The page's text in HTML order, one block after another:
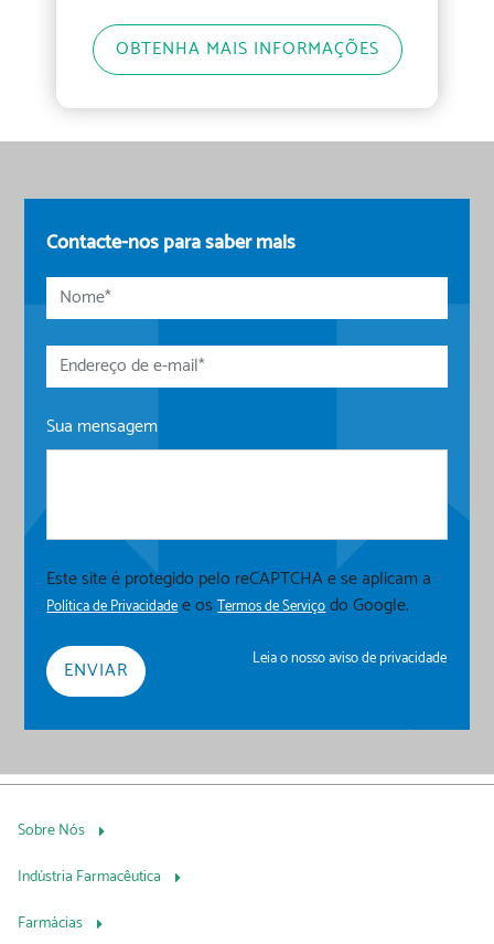
OBTENHA MAIS INFORMAÇÕES
Contacte-nos para saber mais
Nome
Endereço
de
mail
Sua mensagem
Este site é protegido pelo reCAPTCHA e se aplicam a
Política de Privacidadee osTermos de Serviçodo Google.
Leia o nosso aviso de privacidade
Sobre Nós
Indústria Farmacêutica
Farmácias